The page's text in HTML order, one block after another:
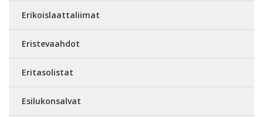
Erikoislaattaliimat
Eristevaahdot
Eritasolistat
Esilukonsalvat